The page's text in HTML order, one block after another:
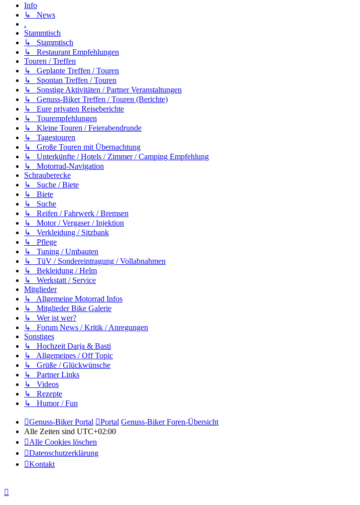
Info
↳ News
.
Stammtisch
↳ Stammtisch
↳ Restaurant Empfehlungen
Touren / Treffen
↳ Geplante Treffen / Touren
↳ Spontan Treffen / Touren
↳ Sonstige Aktivitäten / Partner Veranstaltungen
↳ Genuss-Biker Treffen / Touren (Berichte)
↳ Eure privaten Reiseberichte
↳ Tourempfehlungen
↳ Kleine Touren / Feierabendrunde
↳ Tagestouren
↳ Große Touren mit Übernachtung
↳ Unterkünfte / Hotels / Zimmer / Camping Empfehlung
↳ Motorrad-Navigation
Schrauberecke
↳ Suche / Biete
↳ Biete
↳ Suche
↳ Reifen / Fahrwerk / Bremsen
↳ Motor / Vergaser / Injektion
↳ Verkleidung / Sitzbank
↳ Pflege
↳ Tuning / Umbauten
↳ TüV / Sondereintragung / Vollabnahmen
↳ Bekleidung / Helm
↳ Werkstatt / Service
Mitglieder
↳ Allgemeine Motorrad Infos
↳ Mitglieder Bike Galerie
↳ Wer ist wer?
↳ Forum News / Kritik / Anregungen
Sonstiges
↳ Hochzeit Darja & Basti
↳ Allgemeines / Off Topic
↳ Grüße / Glückwünsche
↳ Partner Links
↳ Videos
↳ Rezepte
↳ Humor / Fun
Genuss-Biker Portal Portal Genuss-Biker Foren-Übersicht
Alle Zeiten sind UTC+02:00
Alle Cookies löschen
Datenschutzerklärung
Kontakt